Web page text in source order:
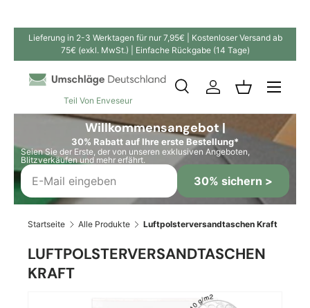
Direkt zum Inhalt
Lieferung in 2-3 Werktagen für nur 7,95€ | Kostenloser Versand ab
75€ (exkl. MwSt.) | Einfache Rückgabe (14 Tage)
Teil Von Enveseur
SuchenSuchen
SucheEinloggen
Willkommensangebot |
30% Rabatt auf Ihre erste Bestellung*
Seien Sie der Erste, der von unseren exklusiven Angeboten,
Blitzverkäufen und mehr erfährt.
30% sichern >
Startseite Alle Produkte Luftpolsterversandtaschen Kraft
LUFTPOLSTERVERSANDTASCHEN
KRAFT
Bild 17 ist nun in der Galerieansicht verfügbar